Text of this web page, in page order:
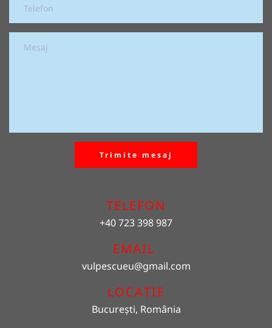
Trimite mesaj
TELEFON
+40 723 398 987
EMAIL
vulpescueu@gmail.com
LOCAȚIE
București, România